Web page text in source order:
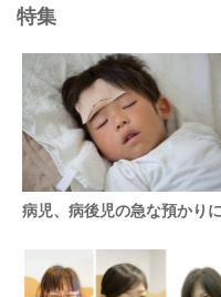
特集
病児、病後児の急な預かりに